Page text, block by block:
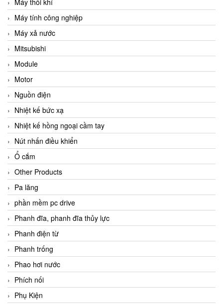
Máy thổi khí
Máy tính công nghiệp
Máy xả nước
Mitsubishi
Module
Motor
Nguồn điện
Nhiệt kế bức xạ
Nhiệt kế hồng ngoại cầm tay
Nút nhấn điều khiển
Ổ cắm
Other Products
Pa lăng
phần mềm pc drive
Phanh đĩa, phanh đĩa thủy lực
Phanh điện từ
Phanh trống
Phao hơi nước
Phích nối
Phụ Kiện